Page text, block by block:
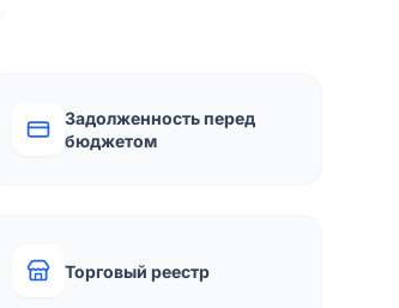
Задолженность перед
бюджетом
Торговый реестр